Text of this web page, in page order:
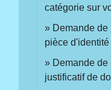
catégorie sur
Demande
pièce
Demande de
justificatif de